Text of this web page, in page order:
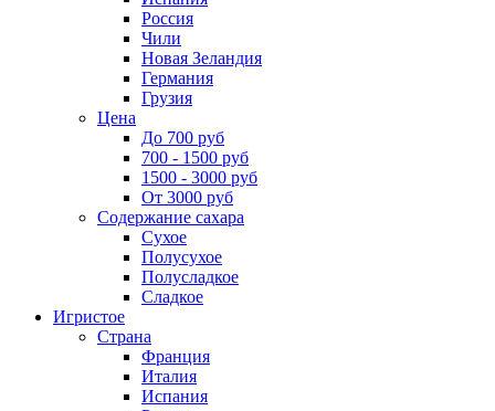
Россия
Чили
Новая Зеландия
Германия
Грузия
Цена
До 700 руб
700 - 1500 руб
1500 - 3000 руб
От 3000 руб
Содержание сахара
Сухое
Полусухое
Полусладкое
Сладкое
Игристое
Страна
Франция
Италия
Испания